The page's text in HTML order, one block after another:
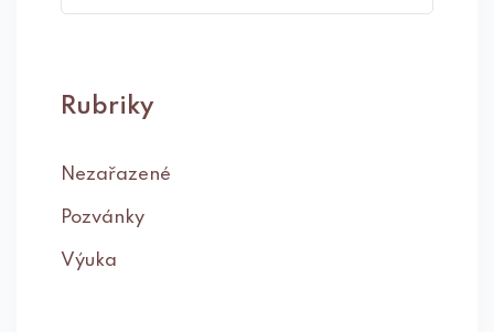
Rubriky
Nezařazené
Pozvánky
Výuka